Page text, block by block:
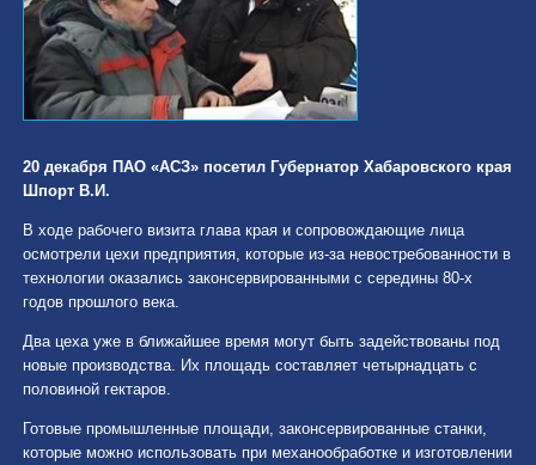
20 декабря ПАО «АСЗ» посетил Губернатор Хабаровского края
Шпорт В.И.
В ходе рабочего визита глава края и сопровождающие лица
осмотрели цехи предприятия, которые из-за невостребованности в
технологии оказались законсервированными с середины 80-х
годов прошлого века.
Два цеха уже в ближайшее время могут быть задействованы под
новые производства. Их площадь составляет четырнадцать с
половиной гектаров.
Готовые промышленные площади, законсервированные станки,
которые можно использовать при механообработке и изготовлении